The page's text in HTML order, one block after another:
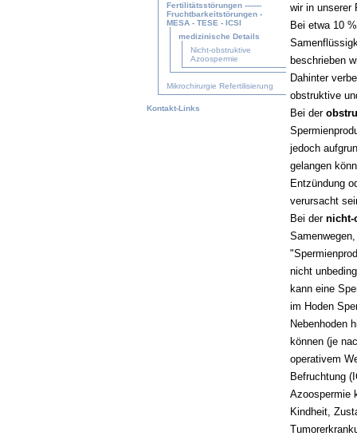
Fertilitätsstörungen -------
Fruchtbarkeitstörungen -
MESA - TESE - ICSI
medizinische Details
Nicht-obstruktive
Azoospermie
Mikrochirurgie Refertilisierung
Kontakt-Links
wir in unserer
Bei etwa 10
beschrieben
Dahinter
obstruktive
Bei der
jedoch
gelangen
Entzündung
verursacht
Bei der nicht-
nicht
kann eine
im Hoden
Nebenhoden
können (je
operativem
Befruchtung
Azoospermie
Kindheit,